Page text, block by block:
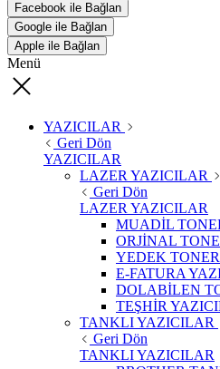
Facebook ile Bağlan
Google ile Bağlan
Apple ile Bağlan
Menü
YAZICILAR
Geri Dön
YAZICILAR
LAZER YAZICILAR
Geri Dön
LAZER YAZICILAR
MUADİL
ORJİNAL
YEDEK
E-FATURA
DOLABİLEN
TEŞHİR
TANKLI YAZICILAR
Geri Dön
TANKLI YAZICILAR